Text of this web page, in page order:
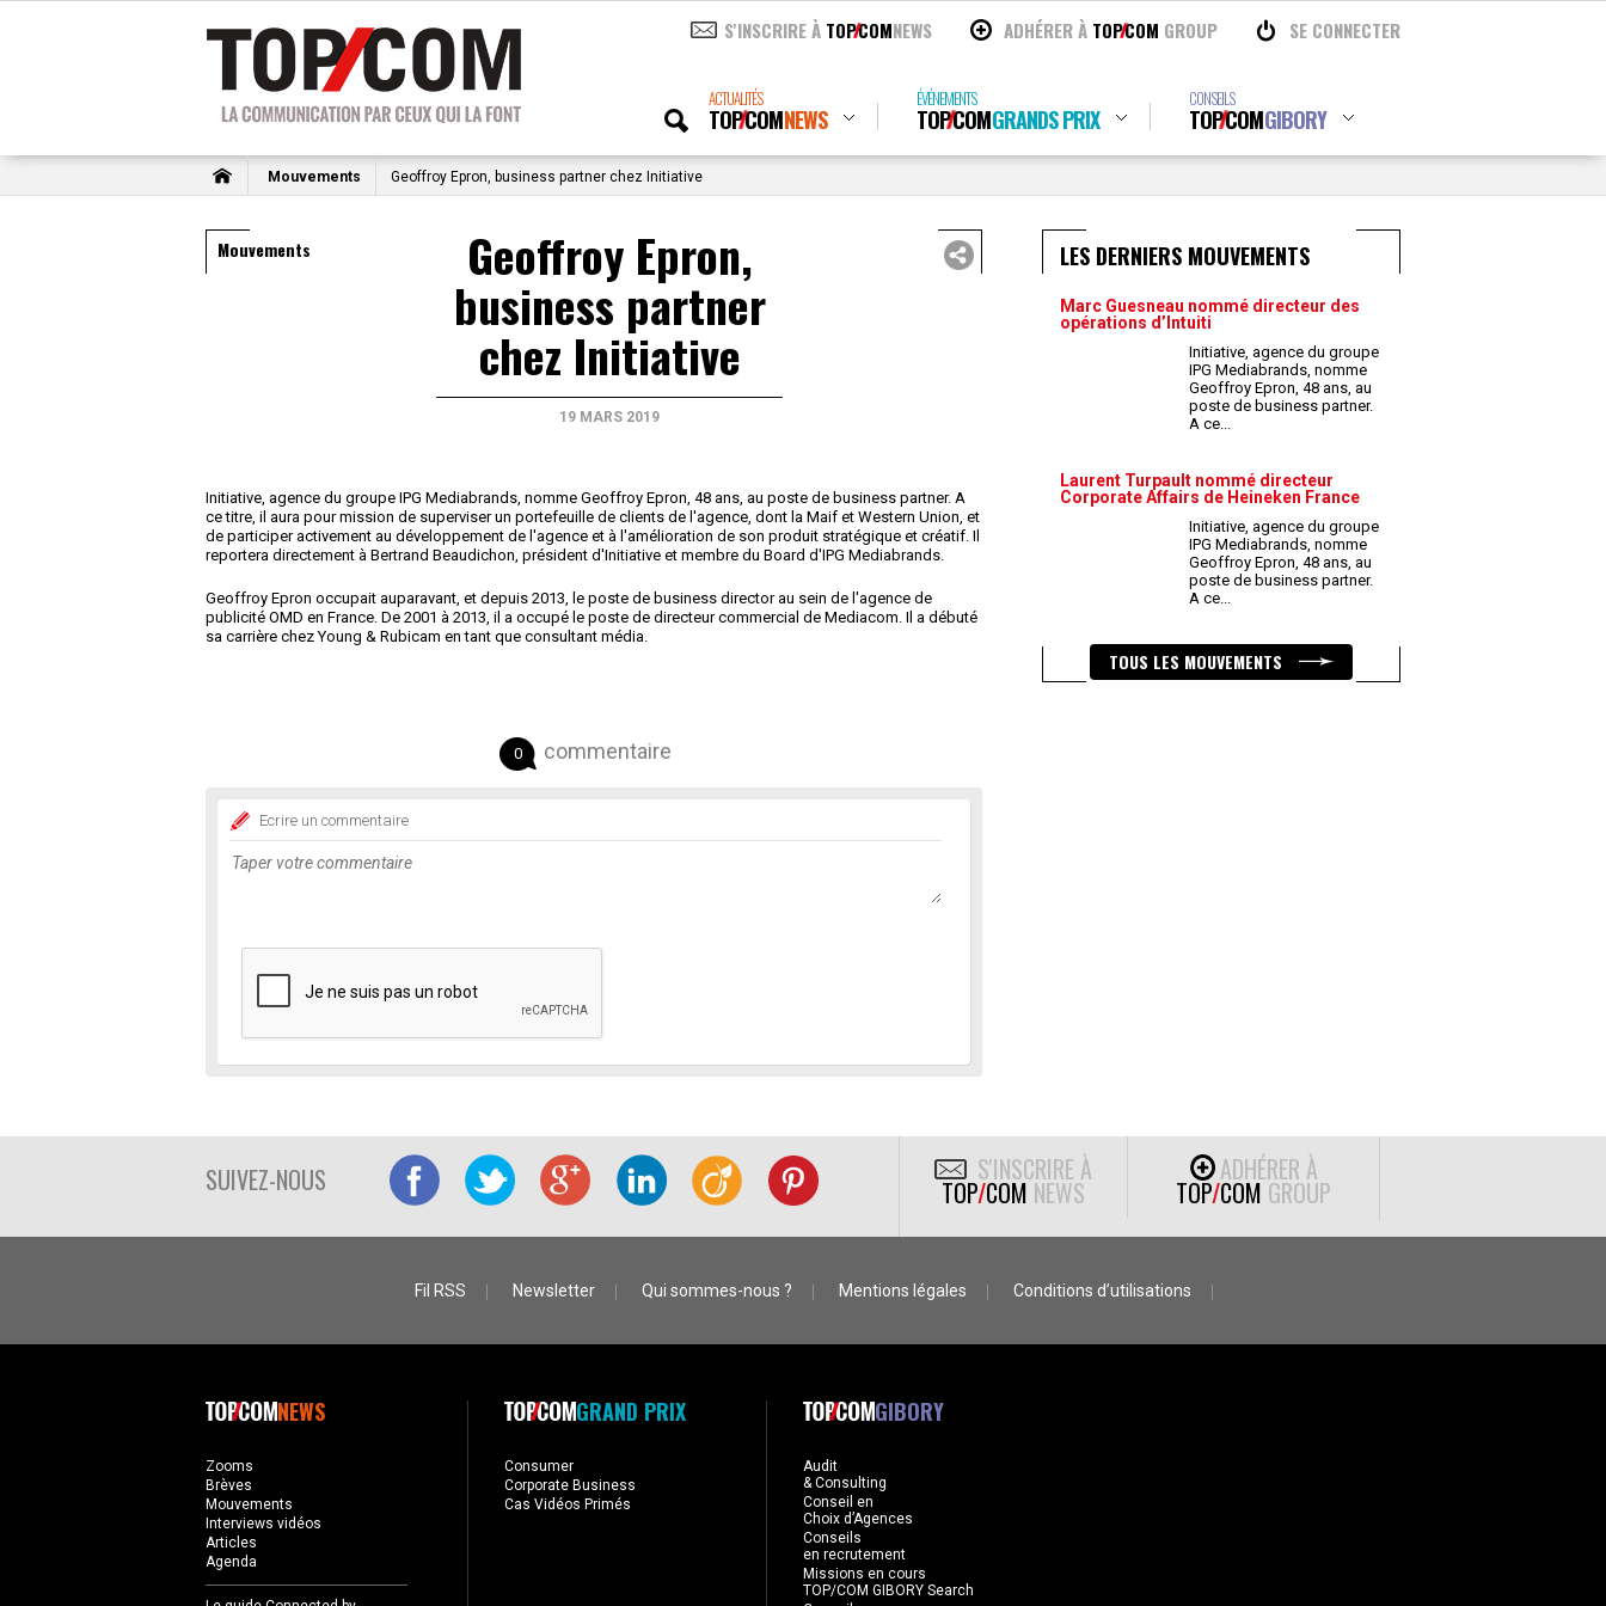
S'INSCRIRE À TOPCOMNEWS ADHÉRER À TOPCOM GROUP SE CONNECTER
ACTUALITÉS
TOPCOMNEWS
ÉVÉNEMENTS
TOPCOMGRANDS PRIX
CONSEILS
TOPCOMGIBORY
Mouvements Geoffroy Epron, business partner chez Initiative
Mouvements Geoffroy Epron,
business partner
chez Initiative
19 MARS 2019
Initiative, agence du groupe IPG Mediabrands, nomme Geoffroy Epron, 48 ans, au poste de business partner. A
ce titre, il aura pour mission de superviser un portefeuille de clients de l'agence, dont la Maif et Western Union, et
de participer activement au développement de l'agence et à l'amélioration de son produit stratégique et créatif. Il
reportera directement à Bertrand Beaudichon, président d'Initiative et membre du Board d'IPG Mediabrands.
Geoffroy Epron occupait auparavant, et depuis 2013, le poste de business director au sein de l'agence de
publicité OMD en France. De 2001 à 2013, il a occupé le poste de directeur commercial de Mediacom. Il a débuté
sa carrière chez Young & Rubicam en tant que consultant média.
0 commentaire
Ecrire un commentaire
LES DERNIERS MOUVEMENTS
Marc Guesneau nommé directeur des
opérations d’Intuiti
Initiative, agence du groupe
IPG Mediabrands, nomme
Geoffroy Epron, 48 ans, au
poste de business partner.
A ce...
Laurent Turpault nommé directeur
Corporate Affairs de Heineken France
Initiative, agence du groupe
IPG Mediabrands, nomme
Geoffroy Epron, 48 ans, au
poste de business partner.
A ce...
TOUS LES MOUVEMENTS
SUIVEZ-NOUS S'INSCRIRE À
TOP/COM NEWS
ADHÉRER À
TOP/COM GROUP
Fil RSS Newsletter Qui sommes-nous ? Mentions légales Conditions d’utilisations
NEWS
Zooms
Brèves
Mouvements
Interviews vidéos
Articles
Agenda
GRAND PRIX
Consumer
Corporate Business
Cas Vidéos Primés
GIBORY
Audit
& Consulting
Conseil en
Choix d’Agences
Conseils
en recrutement
Missions en cours
TOP/COM GIBORY Search